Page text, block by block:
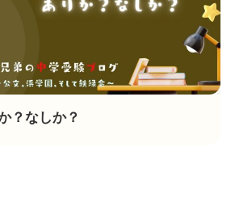
？なしか？